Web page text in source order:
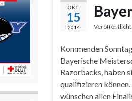
OKT.
15
2014
Kommenden
Bayerische
Razorbacks, haben
qualifizieren
wünschen allen